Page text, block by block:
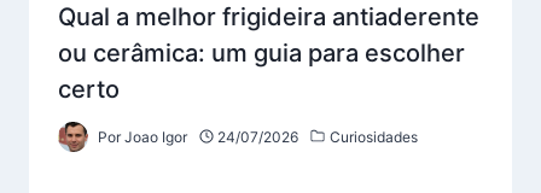
Qual a melhor frigideira antiaderente
ou cerâmica: um guia para escolher
certo
Por Joao Igor 24/07/2026 Curiosidades